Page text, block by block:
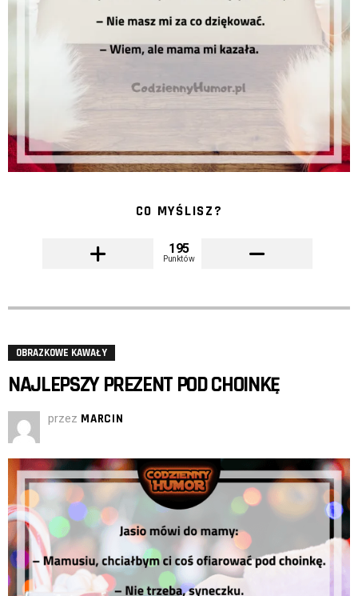
CO MYŚLISZ?
195
Punktów
OBRAZKOWE KAWAŁY
NAJLEPSZY PREZENT POD CHOINKĘ
przez MARCIN